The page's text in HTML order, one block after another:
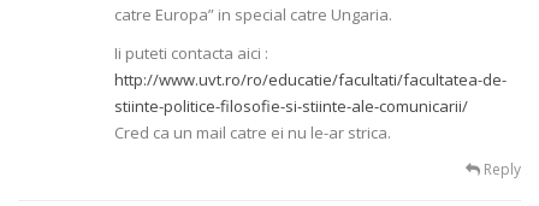
catre Europa” in special catre Ungaria.
Ii puteti contacta aici :
http://www.uvt.ro/ro/educatie/facultati/facultatea-de-
stiinte-politice-filosofie-si-stiinte-ale-comunicarii/
Cred ca un mail catre ei nu le-ar strica.
Reply